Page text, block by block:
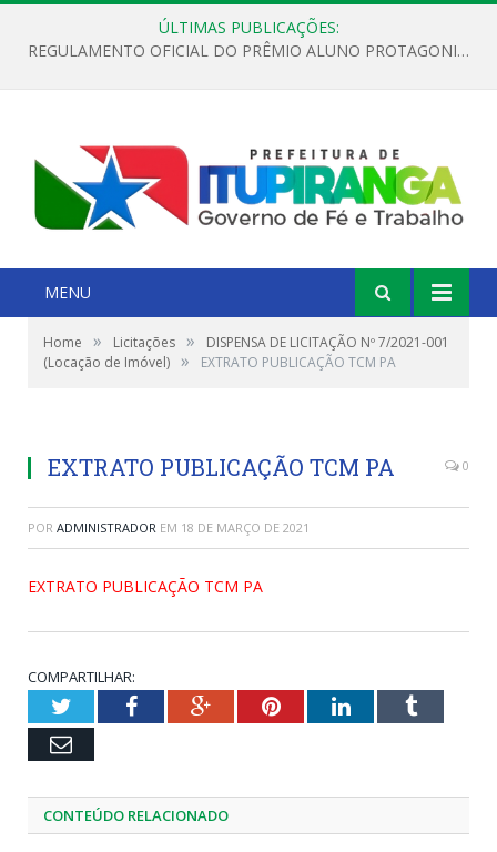
ÚLTIMAS PUBLICAÇÕES:
REGULAMENTO OFICIAL DO PRÊMIO ALUNO PROTAGONISTA – EDIÇÃO 2026
MENU
Home » Licitações »
DISPENSA DE LICITAÇÃO Nº 7/2021-001
(Locação de Imóvel) » EXTRATO PUBLICAÇÃO TCM PA
EXTRATO PUBLICAÇÃO TCM PA 0
POR ADMINISTRADOR EM 18 DE MARÇO DE 2021
EXTRATO PUBLICAÇÃO TCM PA
COMPARTILHAR:
TwitterFacebookGoogle+PinterestLinkedInTumblr
Email
CONTEÚDO RELACIONADO